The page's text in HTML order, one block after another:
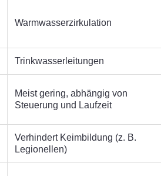
Warmwasserzirkulation
Trinkwasserleitungen
Meist gering, abhängig von
Steuerung und Laufzeit
Verhindert Keimbildung (z. B.
Legionellen)